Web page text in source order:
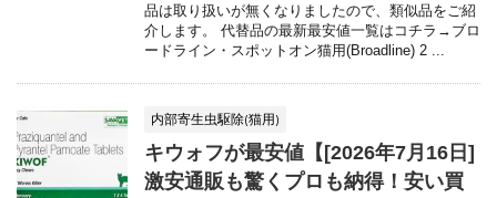
品は取り扱いが無くなりましたので、類似品をご紹
介します。 代替品の最新最安値一覧はコチラ→ブロ
ードライン・スポットオン猫用(Broadline) 2 ...
内部寄生虫駆除(猫用)
キウォフが最安値【[2026年7月16日]
激安通販も驚くプロも納得！安い買